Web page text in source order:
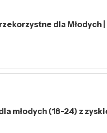
dla Młodych |
młodych (18-24) z